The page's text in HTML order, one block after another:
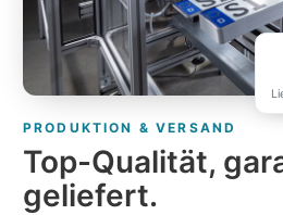
PRODUKTION & VERSAND
Top-Qualität,
geliefert.